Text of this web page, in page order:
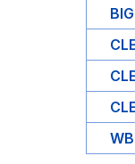
BIG